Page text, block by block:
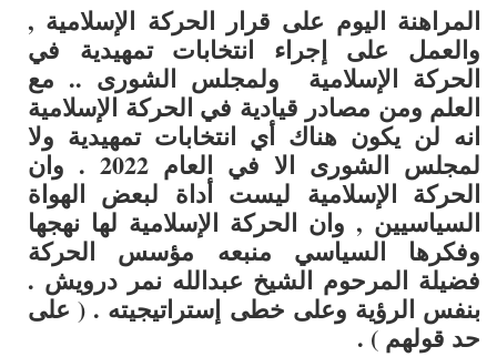
المراهنة اليوم على قرار الحركة الإسلامية ,
والعمل على إجراء انتخابات تمهيدية في
الحركة الإسلامية ولمجلس الشورى .. مع
العلم ومن مصادر قيادية في الحركة الإسلامية
انه لن يكون هناك أي انتخابات تمهيدية ولا
لمجلس الشورى الا في العام 2022 . وان
الحركة الإسلامية ليست أداة لبعض الهواة
السياسيين , وان الحركة الإسلامية لها نهجها
وفكرها السياسي منبعه مؤسس الحركة
فضيلة المرحوم الشيخ عبدالله نمر درويش .
بنفس الرؤية وعلى خطى إستراتيجيته . ( على
حد قولهم ) .